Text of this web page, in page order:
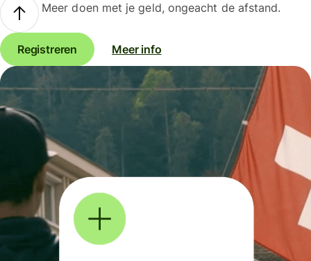
Meer doen met je geld, ongeacht de afstand.
Registreren Meer info